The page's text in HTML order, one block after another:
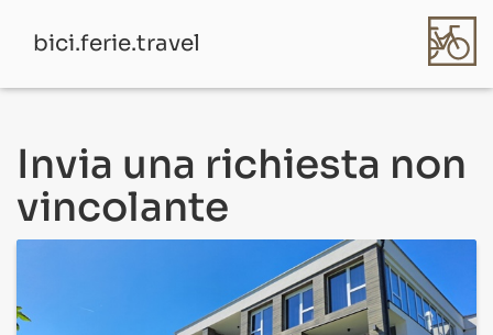
bici.ferie.travel
Invia una richiesta non
vincolante